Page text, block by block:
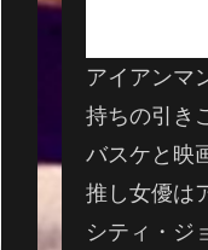
アイアンマ
持ちの引き
バスケと映
推し女優は
シティ・ジ